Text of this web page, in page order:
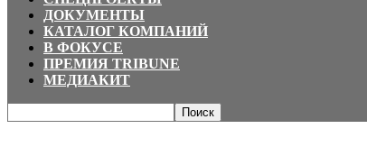
ДОКУМЕНТЫ
КАТАЛОГ КОМПАНИЙ
В ФОКУСЕ
ПРЕМИЯ TRIBUNE
МЕДИАКИТ